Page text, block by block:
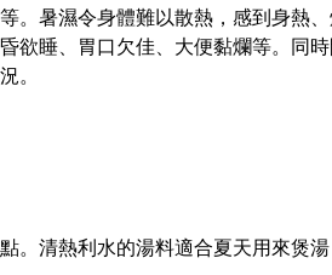
。暑濕令身體難以散熱，感到身熱
欲睡、胃口欠佳、大便黏爛等。同
。
。清熱利水的湯料適合夏天用來煲